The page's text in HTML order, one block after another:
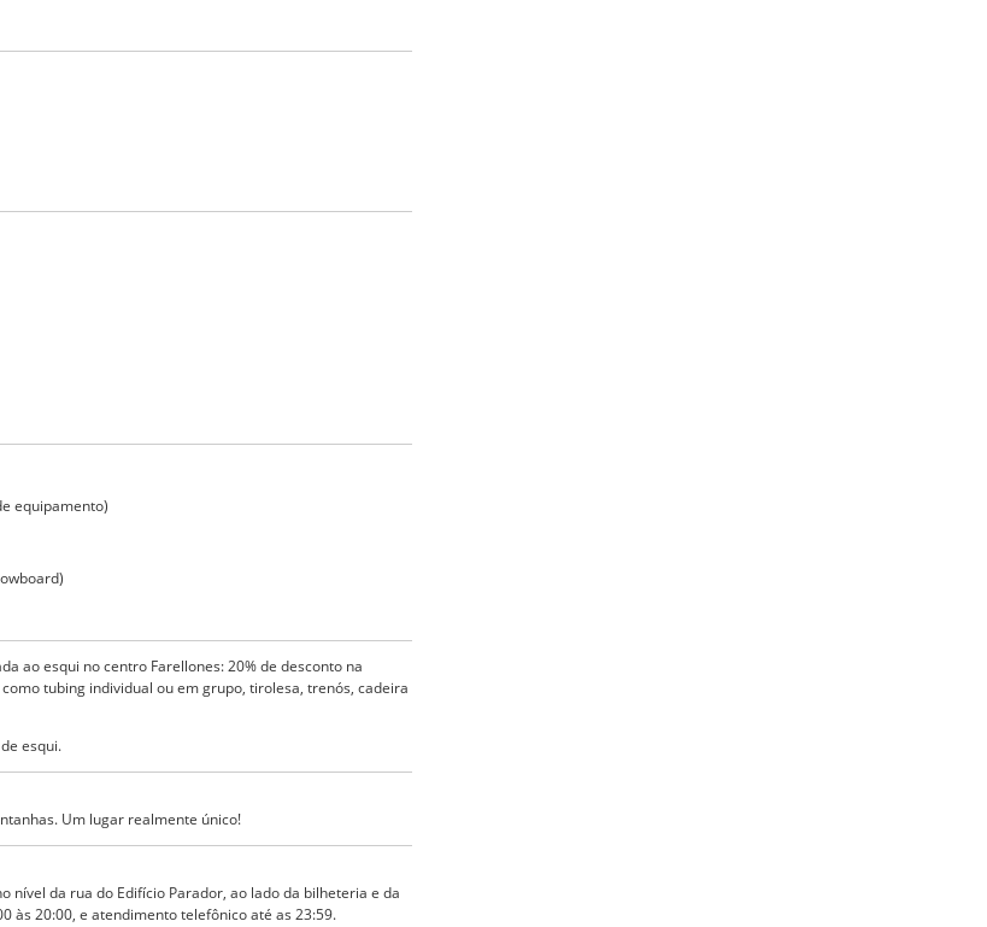
equipamento)
ao esqui no centro Farellones: 20% de desconto na
tubing individual ou em grupo, tirolesa, trenós, cadeira
esqui.
Um lugar realmente único!
nível da rua do Edifício Parador, ao lado da bilheteria e da
às 20:00, e atendimento telefônico até as 23:59.